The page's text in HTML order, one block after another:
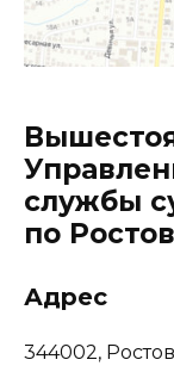
службы
по
Адрес
344002,